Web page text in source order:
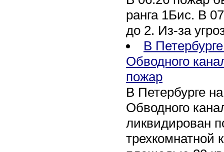
ранга 1Бис. В
до 2. Из-за
В
Обводного
пожар
В Петербурге
Обводного
ликвидирован
трехкомнатной